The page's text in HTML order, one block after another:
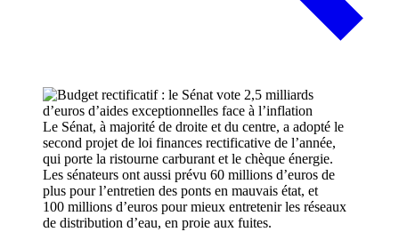
Le Sénat, à majorité de droite et du centre, a adopté le
second projet de loi finances rectificative de l’année,
qui porte la ristourne carburant et le chèque énergie.
Les sénateurs ont aussi prévu 60 millions d’euros de
plus pour l’entretien des ponts en mauvais état, et
100 millions d’euros pour mieux entretenir les réseaux
de distribution d’eau, en proie aux fuites.